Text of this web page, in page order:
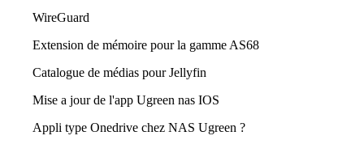
WireGuard
Extension de mémoire pour la gamme AS68
Catalogue de médias pour Jellyfin
Mise a jour de l'app Ugreen nas IOS
Appli type Onedrive chez NAS Ugreen ?